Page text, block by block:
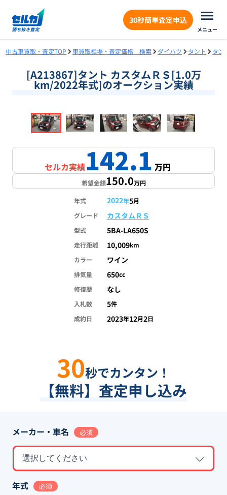
30秒簡単査定申込
メニュー
中古車買取・査定TOP 車買取相場・査定価格 検索 ダイハツ タント タン
[A213867]タント カスタムＲＳ[1.0万
km/2022年式]のオークション実績
1/18
セルカ実績142.1万円
希望金額150.0万円
年式 2022年5月
グレード
カスタムＲＳ
型式 5BA-LA650S
走行距離 10,009km
カラー
ワイン
排気量 650cc
修復歴
なし
入札数 5件
成約日
2023年12月2日
30秒でカンタン！
【無料】査定申し込み
メーカー・車名 必須
選択してください
年式 必須